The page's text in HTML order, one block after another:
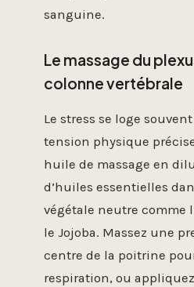
sanguine.
Le massage du
colonne vertébrale
Le stress se loge
tension physique
huile de massage en
d’huiles essentielles
végétale neutre comme
le Jojoba. Massez une
centre de la poitrine
respiration, ou